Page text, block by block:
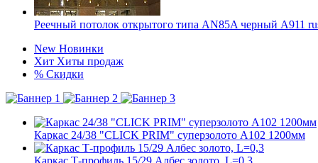
Реечный потолок открытого типа AN85A черный А911
New Новинки
Хит Хиты продаж
% Скидки
Каркас 24/38 "CLICK PRIM" суперзолото А102 1200мм
Каркас Т-профиль 15/29 Албес золото, L=0,3